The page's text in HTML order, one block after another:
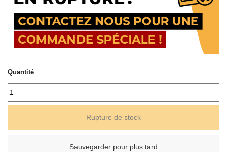
Quantité
Rupture de stock
Sauvegarder pour plus tard